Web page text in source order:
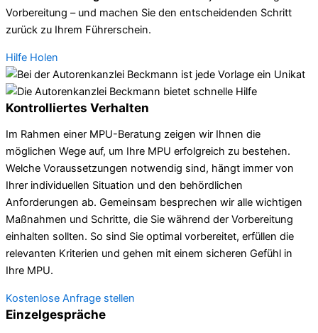
Vorbereitung – und machen Sie den entscheidenden Schritt
zurück zu Ihrem Führerschein.
Hilfe Holen
Kontrolliertes Verhalten
Im Rahmen einer MPU-Beratung zeigen wir Ihnen die
möglichen Wege auf, um Ihre MPU erfolgreich zu bestehen.
Welche Voraussetzungen notwendig sind, hängt immer von
Ihrer individuellen Situation und den behördlichen
Anforderungen ab. Gemeinsam besprechen wir alle wichtigen
Maßnahmen und Schritte, die Sie während der Vorbereitung
einhalten sollten. So sind Sie optimal vorbereitet, erfüllen die
relevanten Kriterien und gehen mit einem sicheren Gefühl in
Ihre MPU.
Kostenlose Anfrage stellen
Einzelgespräche